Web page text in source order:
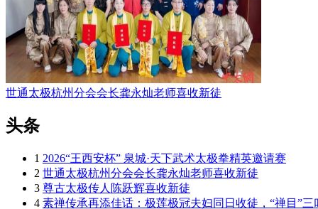
世通太极杭州分会会长龚永灿老师喜收新徒
头条
1 2026“王西安杯” 泉城·天下武术太极拳精英邀请赛
2 世通太极杭州分会会长龚永灿老师喜收新徒
3 尊古太极传人陈跃辉喜收新徒
4 素禅传承再添佳话：极莲极冠夫妇同日收徒，“禅目”三